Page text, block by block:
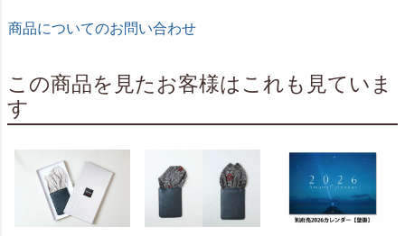
商品についてのお問い合わせ
この商品を見たお客様はこれも見ていま
す